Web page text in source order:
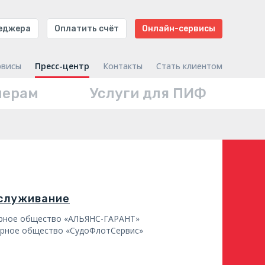
Оплатить счёт Онлайн-сервисы
Пресс-центр Контакты Стать клиентом
Услуги для ПИФ
общество «АЛЬЯНС-ГАРАНТ»
общество «СудоФлотСервис»